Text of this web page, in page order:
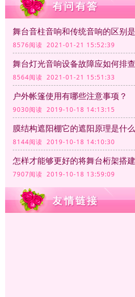
舞台音柱音响和传统音响的区别
8576阅读 2021-01-21 15:52:39
舞台灯光音响设备故障应如何排查
8564阅读 2021-01-21 15:51:33
户外帐篷使用有哪些注意事项？
9030阅读 2019-10-18 14:13:15
膜结构遮阳棚它的遮阳原理是什么
8144阅读 2019-10-18 14:10:30
怎样才能够更好的将舞台桁架搭
7907阅读 2019-10-18 13:59:09